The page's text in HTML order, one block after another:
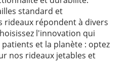
standard et
rideaux répondent à divers
l'innovation qui
et la planète : optez
nos rideaux jetables et